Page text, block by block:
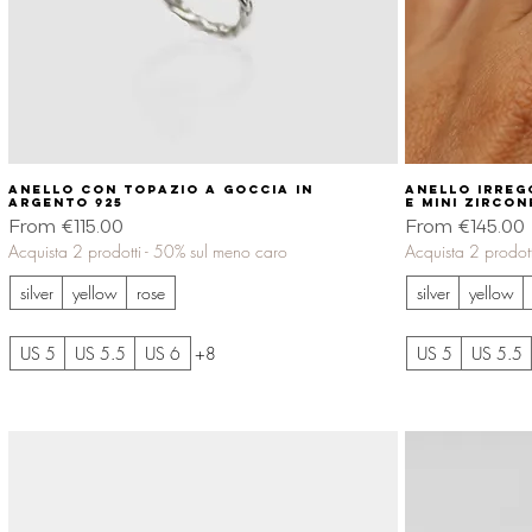
Quick View
Anello con topazio a goccia in
argento 925
From €115.00
Sale Price
Acquista 2 prodotti - 50% sul meno caro
silver
yellow rose
US 5 US 5.5 US 6 +8
Anello
e mini
From €145.00
Sale Price
Acquista 2
silver
yellow
US 5 US 5.5